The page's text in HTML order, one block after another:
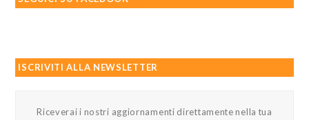
ISCRIVITI ALLA NEWSLETTER
Riceverai i nostri aggiornamenti direttamente nella tua